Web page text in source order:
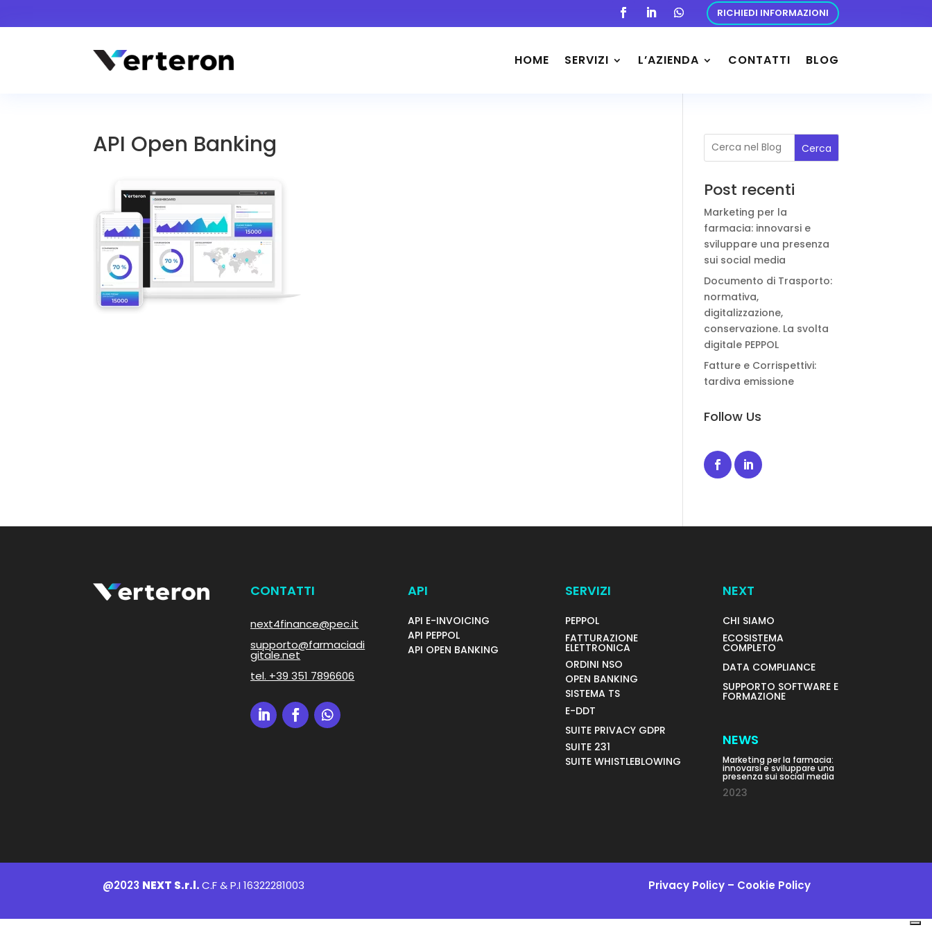
RICHIEDI INFORMAZIONI
HOME SERVIZI L’AZIENDA CONTATTI BLOG
API Open Banking Cerca
Post recenti
Marketing per la
farmacia: innovarsi e
sviluppare una presenza
sui social media
Documento di Trasporto:
normativa,
digitalizzazione,
conservazione. La svolta
digitale PEPPOL
Fatture e Corrispettivi:
tardiva emissione
Follow Us
CONTATTI
next4finance@pec.it
supporto@farmaciadi
gitale.net
tel. +39 351 7896606
API
API E-INVOICING
API PEPPOL
API OPEN BANKING
SERVIZI
PEPPOL
FATTURAZIONE
ELETTRONICA
ORDINI NSO
OPEN BANKING
SISTEMA TS
E-DDT
SUITE PRIVACY GDPR
SUITE 231
SUITE WHISTLEBLOWING
NEXT
CHI SIAMO
ECOSISTEMA
COMPLETO
DATA COMPLIANCE
SUPPORTO SOFTWARE E
FORMAZIONE
NEWS
Marketing per la farmacia:
innovarsi e sviluppare una
presenza sui social media
2023
@2023 NEXT S.r.l.C.F & P.I 16322281003 Privacy Policy – Cookie Policy